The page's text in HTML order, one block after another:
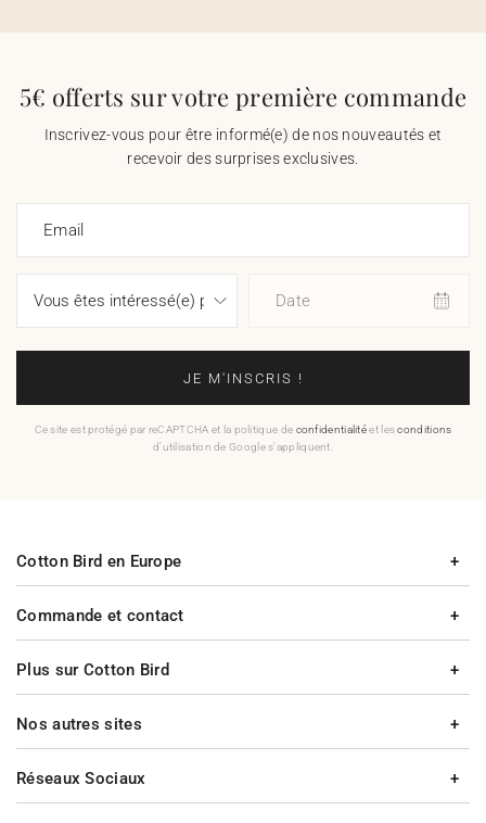
5€ offerts sur votre première commande
Inscrivez-vous pour être informé(e) de nos nouveautés et
recevoir des surprises exclusives.
Email
Date
JE M'INSCRIS !
Ce site est protégé par reCAPTCHA et la politique de confidentialitéet lesconditions
d'utilisation de Google s'appliquent.
Commande et contact
Plus sur Cotton Bird
Cotton Bird en Europe
Nos autres sites
Réseaux Sociaux